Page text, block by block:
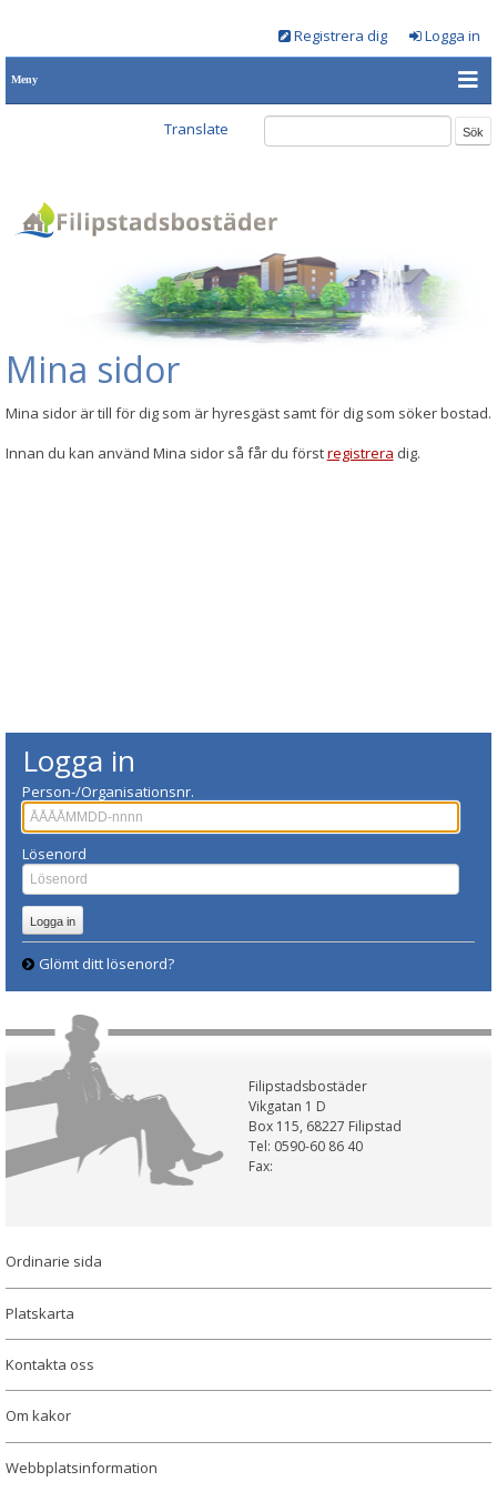
Logga in
Registrera dig
Meny
Translate
Mina sidor
Mina sidor är till för dig som är hyresgäst samt för dig som söker bostad.
Innan du kan använd Mina sidor så får du förstregistrera dig.
Logga in
Person-/Organisationsnr.
Lösenord
Glömt ditt lösenord?
Filipstadsbostäder
Vikgatan 1 D
Box 115, 68227 Filipstad
Tel: 0590-60 86 40
Fax:
Ordinarie sida
Platskarta
Kontakta oss
Om kakor
Webbplatsinformation